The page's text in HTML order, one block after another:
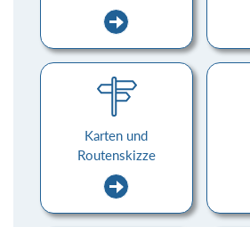
Karten und
Routenskizze